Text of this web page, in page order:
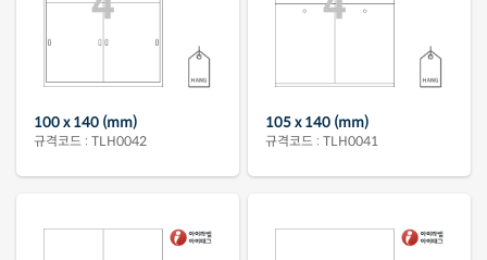
100 x 140 (mm)
규격코드 : TLH0042
105 x 140 (mm)
규격코드 : TLH0041